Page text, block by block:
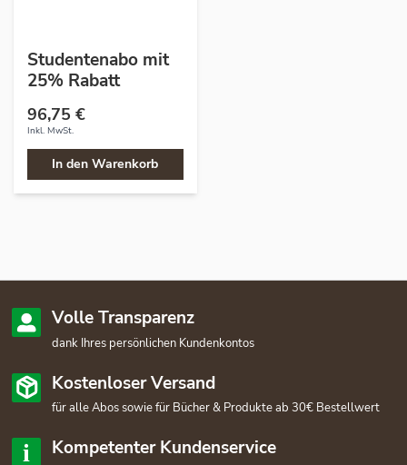
Studentenabo mit
25% Rabatt
96,75 €
Inkl. MwSt.
In den Warenkorb
Volle Transparenz
dank Ihres persönlichen Kundenkontos
Kostenloser Versand
für alle Abos sowie für Bücher & Produkte ab 30€ Bestellwert
Kompetenter Kundenservice